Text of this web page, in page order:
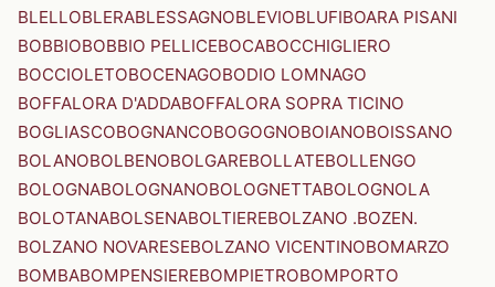
BLELLOBLERABLESSAGNOBLEVIOBLUFIBOARA PISANI
BOBBIOBOBBIO PELLICEBOCABOCCHIGLIERO
BOCCIOLETOBOCENAGOBODIO LOMNAGO
BOFFALORA D'ADDABOFFALORA SOPRA TICINO
BOGLIASCOBOGNANCOBOGOGNOBOIANOBOISSANO
BOLANOBOLBENOBOLGAREBOLLATEBOLLENGO
BOLOGNABOLOGNANOBOLOGNETTABOLOGNOLA
BOLOTANABOLSENABOLTIEREBOLZANO .BOZEN.
BOLZANO NOVARESEBOLZANO VICENTINOBOMARZO
BOMBABOMPENSIEREBOMPIETROBOMPORTO